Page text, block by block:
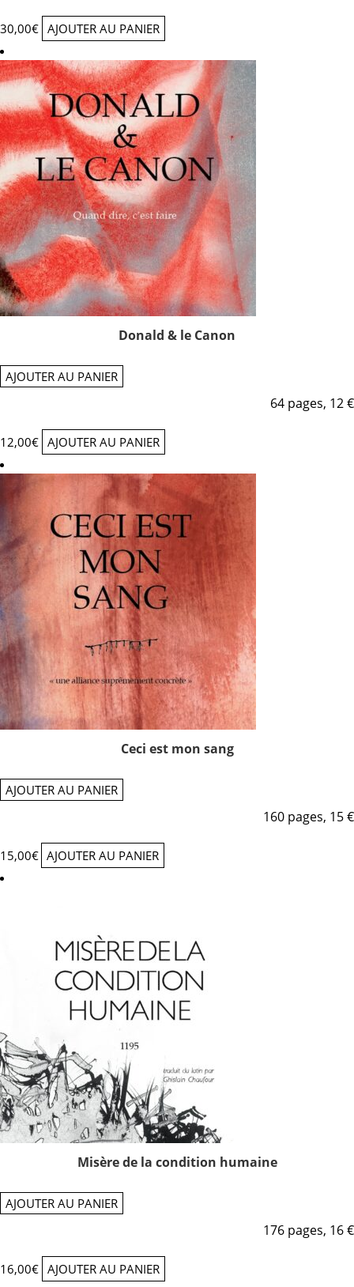
30,00€ AJOUTER AU PANIER
Donald & le Canon
AJOUTER AU PANIER
64 pages, 12 €
12,00€ AJOUTER AU PANIER
Ceci est mon sang
AJOUTER AU PANIER
160 pages, 15 €
15,00€ AJOUTER AU PANIER
Misère de la condition humaine
AJOUTER AU PANIER
176 pages, 16 €
16,00€ AJOUTER AU PANIER